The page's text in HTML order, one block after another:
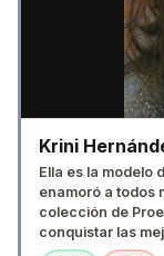
Krini
Ella es la modelo
enamoró a todos
colección de
conquistar las